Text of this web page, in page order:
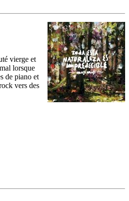
vierge et
lorsque
de piano et
vers des